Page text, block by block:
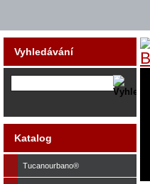
Vyhledávání
Katalog
Tucanourbano®